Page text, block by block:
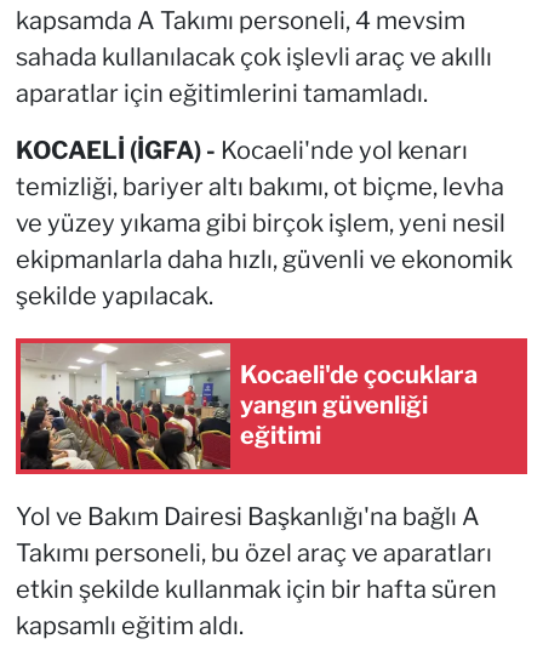
kapsamda A Takımı personeli, 4 mevsim
sahada kullanılacak çok işlevli araç ve akıllı
aparatlar için eğitimlerini tamamladı.
KOCAELİ (İGFA) - Kocaeli'nde yol kenarı
temizliği, bariyer altı bakımı, ot biçme, levha
ve yüzey yıkama gibi birçok işlem, yeni nesil
ekipmanlarla daha hızlı, güvenli ve ekonomik
şekilde yapılacak.
Kocaeli'de çocuklara
yangın güvenliği
eğitimi
Yol ve Bakım Dairesi Başkanlığı'na bağlı A
Takımı personeli, bu özel araç ve aparatları
etkin şekilde kullanmak için bir hafta süren
kapsamlı eğitim aldı.